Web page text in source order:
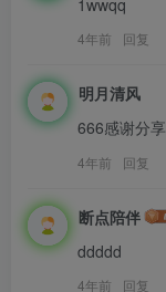
4年前 回复
明月清风
666感谢分享
4年前 回复
断点陪伴
ddddd
4年前 回复